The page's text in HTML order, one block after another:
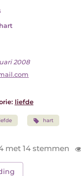
2008
liefde
hart
met 14 stemmen